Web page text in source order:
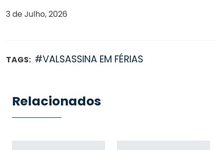
3 de Julho, 2026
TAGS: #VALSASSINA EM FÉRIAS
Relacionados